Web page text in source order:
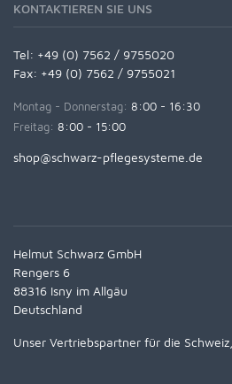
KONTAKTIEREN SIE UNS
Tel: +49 (0) 7562 / 9755020
Fax: +49 (0) 7562 / 9755021
Montag - Donnerstag: 8:00 - 16:30
Freitag: 8:00 - 15:00
shop@schwarz-pflegesysteme.de
Helmut Schwarz GmbH
Rengers 6
88316 Isny im Allgäu
Deutschland
Unser Vertriebspartner für die